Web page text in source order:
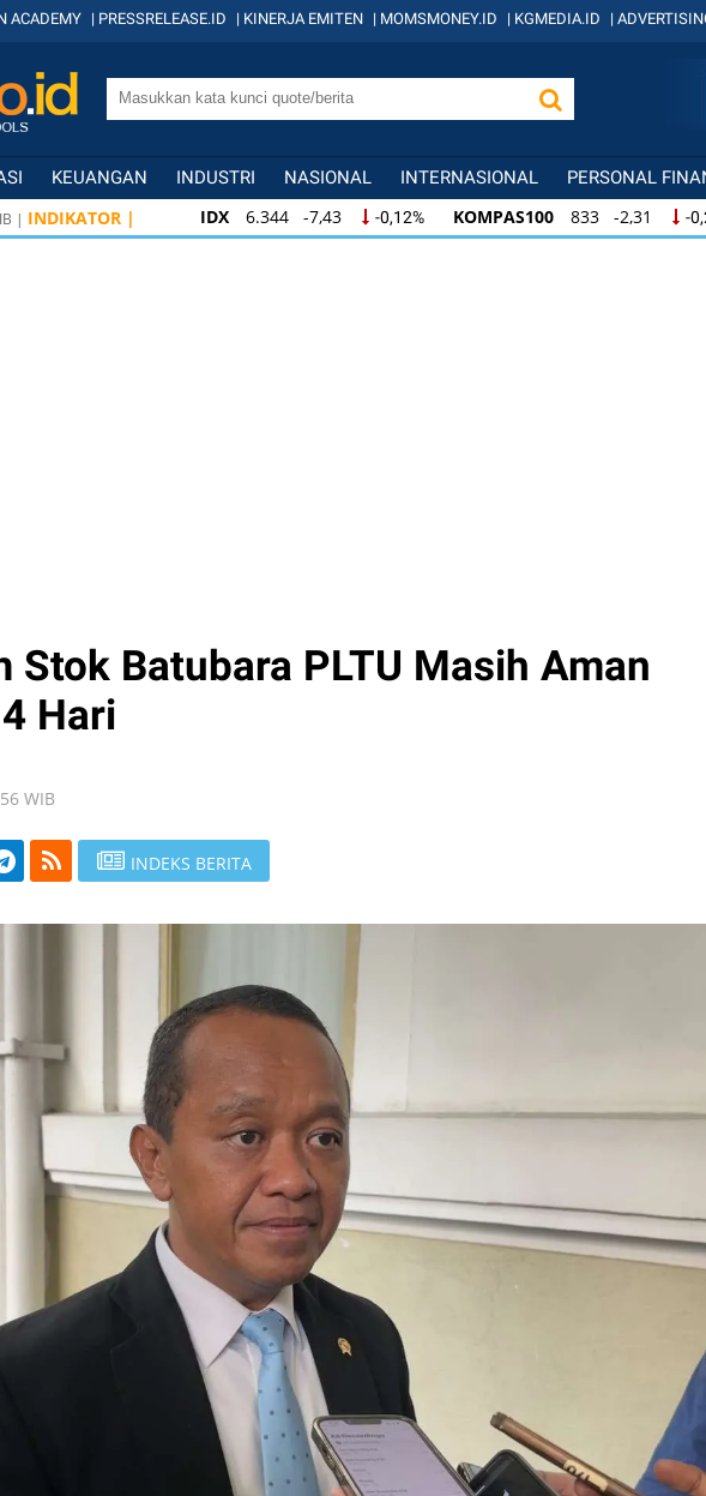
ACADEMY | PRESSRELEASE.ID | KINERJA EMITEN | MOMSMONEY.ID | KGMEDIA.ID |
KEUANGAN INDUSTRI NASIONAL INTERNASIONAL PERSONAL
| INDIKATOR | IDX 6.344 -7,43 -0,12% KOMPAS100 833 -2,31 -
IDX 6.344 -7,43 -0,12% KOMPAS100 833 -2,31 -
Stok Batubara PLTU Masih Aman
Hari
WIB
INDEKS BERITA